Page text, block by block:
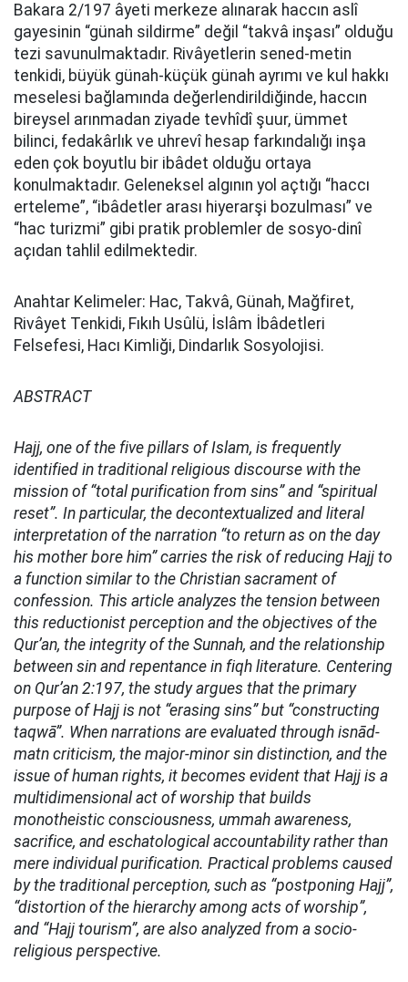
Bakara 2/197 âyeti merkeze alınarak haccın aslî
gayesinin “günah sildirme” değil “takvâ inşası” olduğu
tezi savunulmaktadır. Rivâyetlerin sened-metin
tenkidi, büyük günah-küçük günah ayrımı ve kul hakkı
meselesi bağlamında değerlendirildiğinde, haccın
bireysel arınmadan ziyade tevhîdî şuur, ümmet
bilinci, fedakârlık ve uhrevî hesap farkındalığı inşa
eden çok boyutlu bir ibâdet olduğu ortaya
konulmaktadır. Geleneksel algının yol açtığı “haccı
erteleme”, “ibâdetler arası hiyerarşi bozulması” ve
“hac turizmi” gibi pratik problemler de sosyo-dinî
açıdan tahlil edilmektedir.
Anahtar Kelimeler: Hac, Takvâ, Günah, Mağfiret,
Rivâyet Tenkidi, Fıkıh Usûlü, İslâm İbâdetleri
Felsefesi, Hacı Kimliği, Dindarlık Sosyolojisi.
ABSTRACT
Hajj, one of the five pillars of Islam, is frequently
identified in traditional religious discourse with the
mission of “total purification from sins” and “spiritual
reset”. In particular, the decontextualized and literal
interpretation of the narration “to return as on the day
his mother bore him” carries the risk of reducing Hajj to
a function similar to the Christian sacrament of
confession. This article analyzes the tension between
this reductionist perception and the objectives of the
Qur’an, the integrity of the Sunnah, and the relationship
between sin and repentance in fiqh literature. Centering
on Qur’an 2:197, the study argues that the primary
purpose of Hajj is not “erasing sins” but “constructing
taqwā”. When narrations are evaluated through isnād-
matn criticism, the major-minor sin distinction, and the
issue of human rights, it becomes evident that Hajj is a
multidimensional act of worship that builds
monotheistic consciousness, ummah awareness,
sacrifice, and eschatological accountability rather than
mere individual purification. Practical problems caused
by the traditional perception, such as “postponing Hajj”,
“distortion of the hierarchy among acts of worship”,
and “Hajj tourism”, are also analyzed from a socio-
religious perspective.